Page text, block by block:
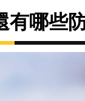
有哪些